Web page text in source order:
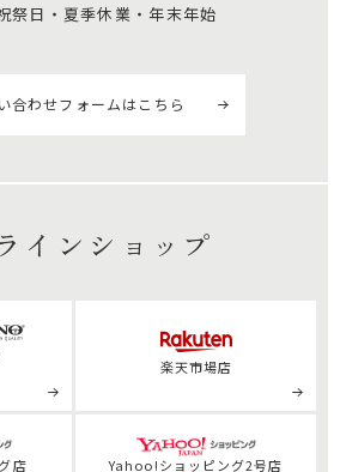
祭日・夏季休業・年末年始
合わせフォームはこちら
インショップ
楽天市場店
店 Yahoo!ショッピング2号店